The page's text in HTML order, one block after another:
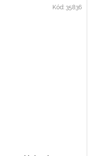
Kód: 35836